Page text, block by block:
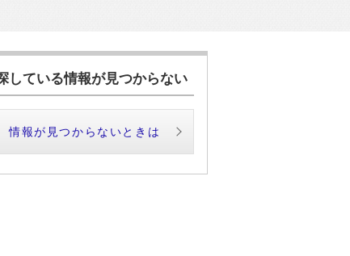
している情報が見つからない
情報が見つからないときは